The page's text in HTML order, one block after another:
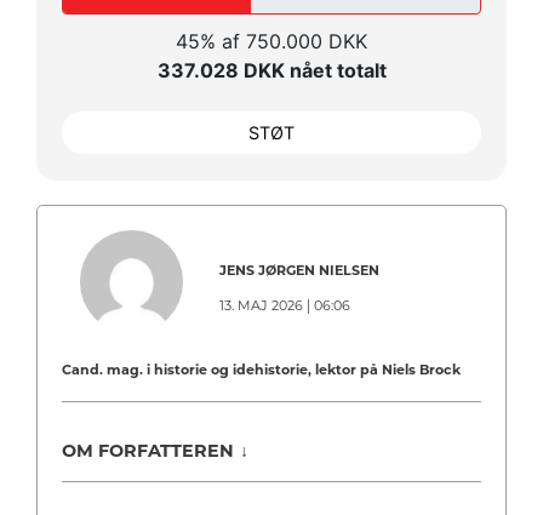
45% af 750.000 DKK
337.028 DKK nået totalt
STØT
JENS JØRGEN NIELSEN
13. MAJ 2026 | 06:06
Cand. mag. i historie og idehistorie, lektor på Niels Brock
OM FORFATTEREN ↓